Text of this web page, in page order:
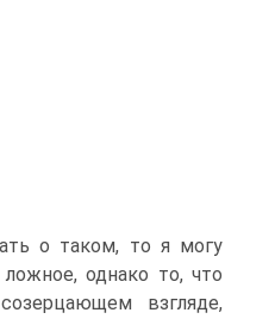
о таком, то я могу
однако то, что
взгляде,